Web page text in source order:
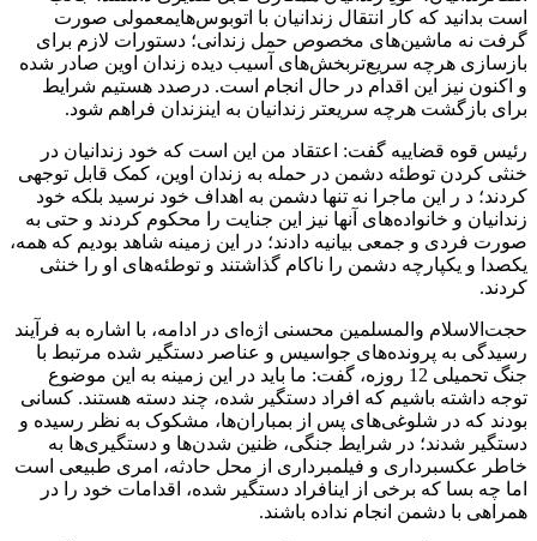
است بدانید که کار انتقال زندانیان با اتوبوس‌هایمعمولی صورت
گرفت نه ماشین‌های مخصوص حمل زندانی؛ دستورات لازم برای
بازسازی هرچه سریع‌تربخش‌های آسیب دیده زندان اوین صادر شده
و اکنون نیز این اقدام در حال انجام است. درصدد هستیم شرایط
برای بازگشت هرچه سریعتر زندانیان به اینزندان فراهم شود.
رئیس قوه قضاییه گفت: اعتقاد من این است که خود زندانیان در
خنثی کردن توطئه دشمن در حمله به زندان اوین، کمک قابل توجهی
کردند؛ د ر این ماجرا نه تنها دشمن به اهداف خود نرسید بلکه خود
زندانیان و خانواده‌های آنها نیز این جنایت را محکوم کردند و حتی به
صورت فردی و جمعی بیانیه دادند؛ در این زمینه شاهد بودیم که همه،
یکصدا و یکپارچه دشمن را ناکام گذاشتند و توطئه‌های او را خنثی
کردند.
حجت‌الاسلام والمسلمین محسنی اژه‌ای در ادامه، با اشاره به فرآیند
رسیدگی به پرونده‌های جواسیس و عناصر دستگیر شده مرتبط با
جنگ تحمیلی 12 روزه، گفت: ما باید در این زمینه به این موضوع
توجه داشته باشیم که افراد دستگیر شده‌، چند دسته هستند. کسانی
بودند که در شلوغی‌های پس از بمباران‌ها، مشکوک به نظر رسیده و
دستگیر شدند؛ در شرایط جنگی، ظنین شدن‌ها و دستگیری‌ها به
خاطر عکسبرداری و فیلمبرداری از محل حادثه، امری طبیعی است
اما چه بسا که برخی از اینافراد دستگیر شده، اقدامات خود را در
همراهی با دشمن انجام نداده باشند.